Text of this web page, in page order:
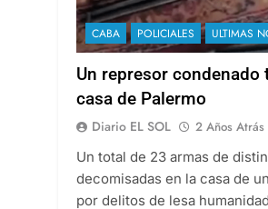
CABA POLICIALES ULTIMAS
Un represor condenado
casa de Palermo
Diario EL SOL 2 Años Atrás
Un total de 23 armas de
decomisadas en la casa de
por delitos de lesa humanidad